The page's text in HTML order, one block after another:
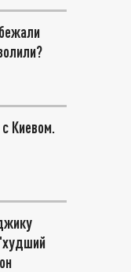
Киевом.